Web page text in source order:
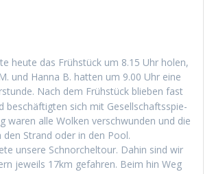
heute das Früh­stück um 8.15 Uhr holen,
und Han­na B. hat­ten um 9.00 Uhr eine
Nach dem Früh­stück blieben fast
beschäftigten sich mit Gesellschaftsspie­
waren alle Wolken ver­schwun­den und die
den Strand oder in den Pool.
unsere Schnorchel­tour. Dahin sind wir
jew­eils 17km gefahren. Beim hin Weg